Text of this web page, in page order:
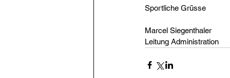
Sportliche Grüsse
Marcel Siegenthaler
Leitung Administration